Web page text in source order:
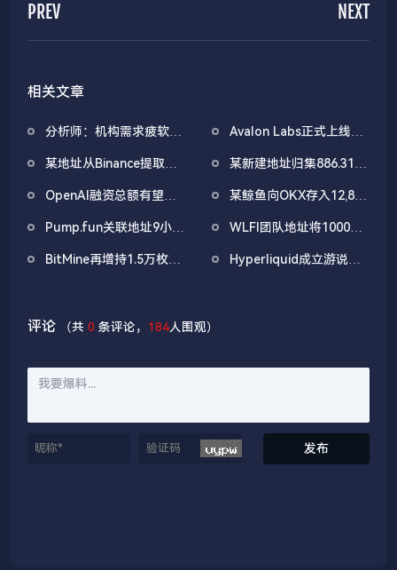
PREV NEXT
相关文章
分析师：机构需求疲软叠
市场面临双重抛压
Avalon Labs正式上线
某地址从Binance提取
722万美元
某新建地址归集886.31枚
售
OpenAI融资总额有望突
某鲸鱼向OKX存入12,840
Pump.fun关联地址9小时
PUMP
WLFI团队地址将1000万
BitMine再增持1.5万枚
Hyperliquid成立游说组
评论 （共0 条评论， 184人围观）
发布